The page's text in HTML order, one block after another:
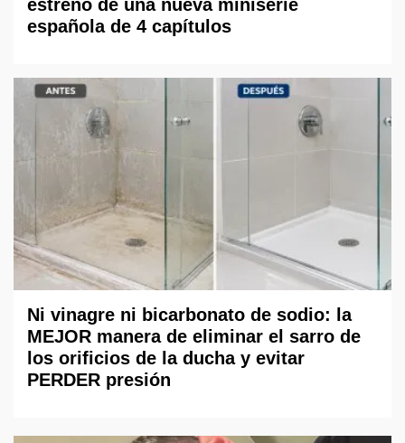
estreno de una nueva miniserie
española de 4 capítulos
Ni vinagre ni bicarbonato de sodio: la
MEJOR manera de eliminar el sarro de
los orificios de la ducha y evitar
PERDER presión